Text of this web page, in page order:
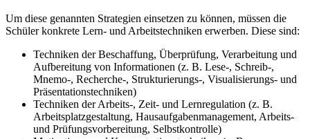
Um diese genannten Strategien einsetzen zu können, müssen die
Schüler konkrete Lern- und Arbeitstechniken erwerben. Diese sind:
Techniken der Beschaffung, Überprüfung, Verarbeitung und
Aufbereitung von Informationen (z. B. Lese-, Schreib-,
Mnemo-, Recherche-, Strukturierungs-, Visualisierungs- und
Präsentationstechniken)
Techniken der Arbeits-, Zeit- und Lernregulation (z. B.
Arbeitsplatzgestaltung, Hausaufgabenmanagement, Arbeits-
und Prüfungsvorbereitung, Selbstkontrolle)